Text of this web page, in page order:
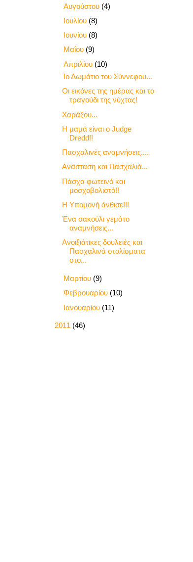
Αυγούστου (4)
Ιουλίου (8)
Ιουνίου (8)
Μαΐου (9)
Απριλίου (10)
Το Δωμάτιο του Σύννεφου...
Οι εικόνες της ημέρας και το
τραγούδι της νύχτας!
Χαράξου...
Η μαμά είναι ο Judge
Dredd!!
Πασχαλινές αναμνήσεις....
Ανάσταση και Πασχαλιά...
Πάσχα φωτεινό και
μοσχοβολιστό!!
Η Υπομονή άνθισε!!!
Ένα σακούλι γεμάτο
αναμνήσεις...
Ανοιξιάτικες δουλειές και
Πασχαλινά στολίσματα
στο...
Μαρτίου (9)
Φεβρουαρίου (10)
Ιανουαρίου (11)
2011 (46)